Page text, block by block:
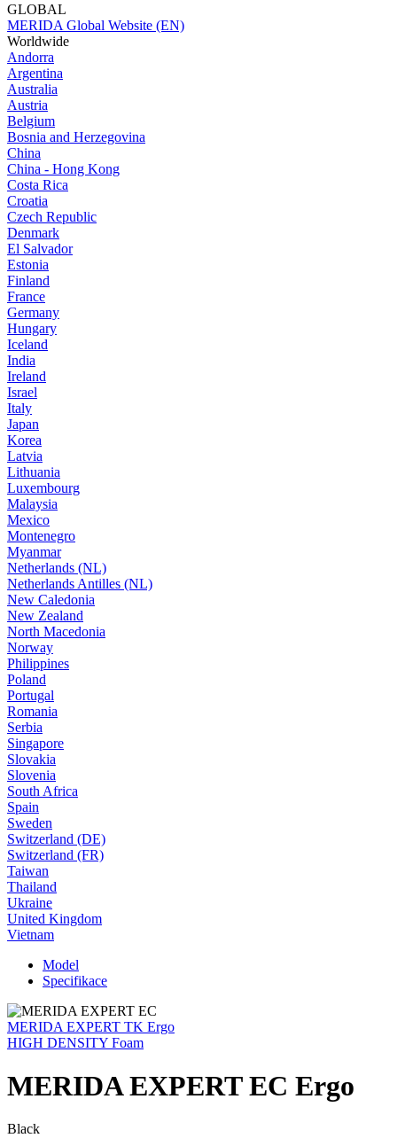
GLOBAL
MERIDA Global Website (EN)
Worldwide
Andorra
Argentina
Australia
Austria
Belgium
Bosnia and Herzegovina
China
China - Hong Kong
Costa Rica
Croatia
Czech Republic
Denmark
El Salvador
Estonia
Finland
France
Germany
Hungary
Iceland
India
Ireland
Israel
Italy
Japan
Korea
Latvia
Lithuania
Luxembourg
Malaysia
Mexico
Montenegro
Myanmar
Netherlands (NL)
Netherlands Antilles (NL)
New Caledonia
New Zealand
North Macedonia
Norway
Philippines
Poland
Portugal
Romania
Serbia
Singapore
Slovakia
Slovenia
South Africa
Spain
Sweden
Switzerland (DE)
Switzerland (FR)
Taiwan
Thailand
Ukraine
United Kingdom
Vietnam
Model
Specifikace
MERIDA EXPERT TK Ergo
HIGH DENSITY Foam
MERIDA EXPERT EC Ergo
Black